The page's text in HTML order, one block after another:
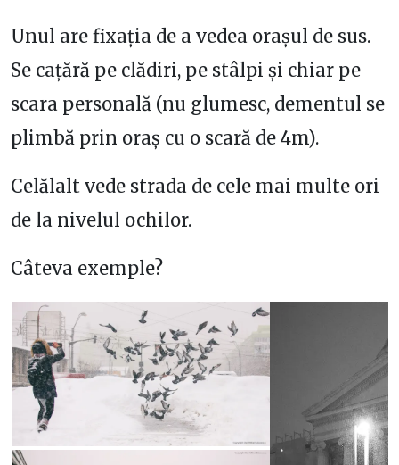
Unul are fixația de a vedea orașul de sus.
Se cațără pe clădiri, pe stâlpi și chiar pe
scara personală (nu glumesc, dementul se
plimbă prin oraș cu o scară de 4m).
Celălalt vede strada de cele mai multe ori
de la nivelul ochilor.
Câteva exemple?